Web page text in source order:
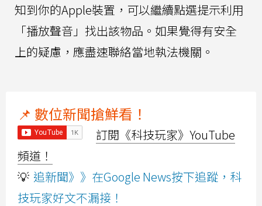
知到你的Apple裝置，可以繼續點選提示利用
「播放聲音」找出該物品。如果覺得有安全
上的疑慮，應盡速聯絡當地執法機關。
📌 數位新聞搶鮮看！
訂閱《科技玩家》YouTube
頻道！
💡 追新聞》》在Google News按下追蹤，科
技玩家好文不漏接！